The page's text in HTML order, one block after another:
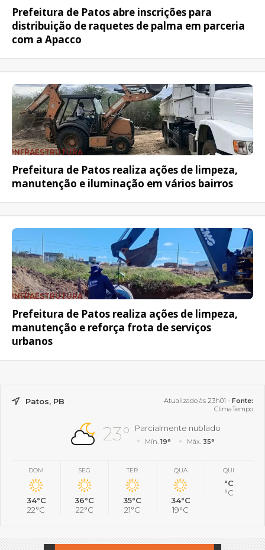
Prefeitura de Patos abre inscrições para
distribuição de raquetes de palma em parceria
com a Apacco
INFRAESTRUTURA
Prefeitura de Patos realiza ações de limpeza,
manutenção e iluminação em vários bairros
INFRAESTRUTURA
Prefeitura de Patos realiza ações de limpeza,
manutenção e reforça frota de serviços
urbanos
Patos, PB Atualizado às 23h01 - Fonte:
ClimaTempo
23° Parcialmente nublado
Mín.19° Máx. 35°
DOM
34°C
22°C
SEG
36°C
22°C
TER
35°C
21°C
QUA
34°C
19°C
QUI
°C
°C